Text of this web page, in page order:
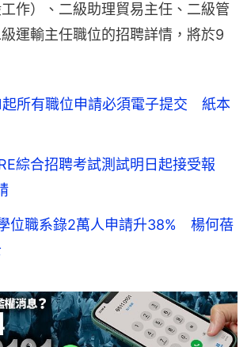
作）、二級助理貿易主任、二級管
運輸主任職位的招聘詳情，將於9
起所有職位申請必須電子提交 紙本
綜合招聘考試測試明日起接受報
位職系錄2萬人申請升38% 楊何蓓